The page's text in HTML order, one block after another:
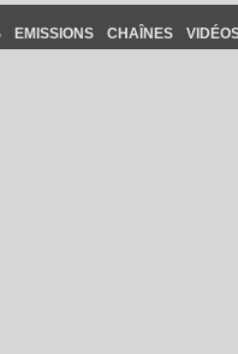
EMISSIONS CHAÎNES